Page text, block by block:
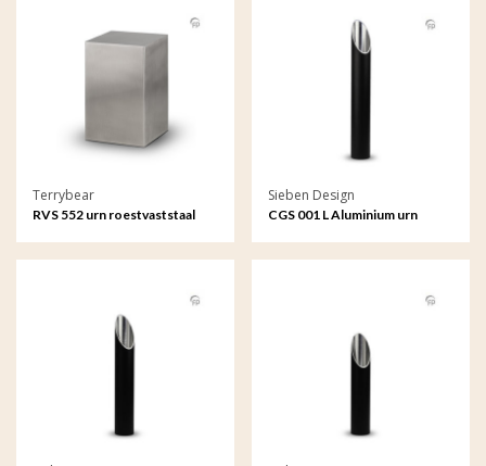
Terrybear
RVS 552 urn roestvaststaal
Sieben Design
CGS 001 L Aluminium urn